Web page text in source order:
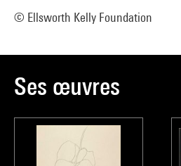
© Ellsworth Kelly Foundation
Ses œuvres